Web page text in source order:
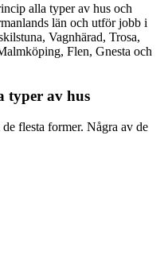
alla typer av hus och
län och utför jobb i
Vagnhärad, Trosa,
Flen, Gnesta och
typer av hus
flesta former. Några av de